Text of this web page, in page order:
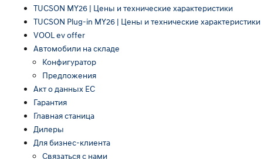
TUCSON MY26 | Цены и технические характеристики
TUCSON Plug-in MY26 | Цены и технические характеристики
VOOL ev offer
Автомобили на складе
Конфигуратор
Предложения
Акт о данных ЕС
Гарантия
Главная станица
Дилеры
Для бизнес-клиента
Связаться с нами